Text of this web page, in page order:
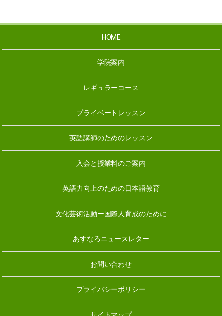
HOME
学院案内
レギュラーコース
プライベートレッスン
英語講師のためのレッスン
入会と授業料のご案内
英語力向上のための日本語教育
文化芸術活動ー国際人育成のために
あすなろニュースレター
お問い合わせ
プライバシーポリシー